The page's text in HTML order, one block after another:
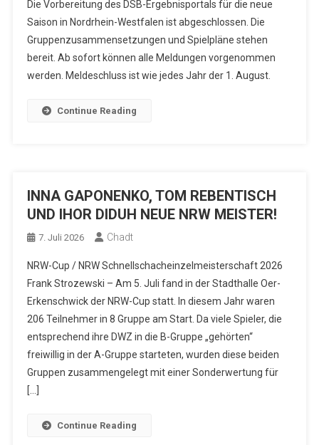
Die Vorbereitung des DSB-Ergebnisportals für die neue
Saison in Nordrhein-Westfalen ist abgeschlossen. Die
Gruppenzusammensetzungen und Spielpläne stehen
bereit. Ab sofort können alle Meldungen vorgenommen
werden. Meldeschluss ist wie jedes Jahr der 1. August.
Continue Reading
INNA GAPONENKO, TOM REBENTISCH
UND IHOR DIDUH NEUE NRW MEISTER!
7. Juli 2026 Chadt
NRW-Cup / NRW Schnellschacheinzelmeisterschaft 2026
Frank Strozewski – Am 5. Juli fand in der Stadthalle Oer-
Erkenschwick der NRW-Cup statt. In diesem Jahr waren
206 Teilnehmer in 8 Gruppe am Start. Da viele Spieler, die
entsprechend ihre DWZ in die B-Gruppe „gehörten“
freiwillig in der A-Gruppe starteten, wurden diese beiden
Gruppen zusammengelegt mit einer Sonderwertung für
[…]
Continue Reading